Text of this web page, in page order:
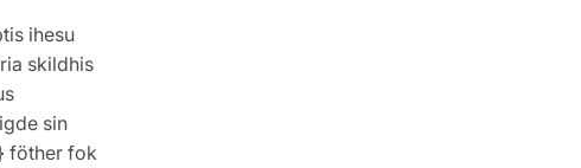
ihesu
skildhis
sin
föther fok